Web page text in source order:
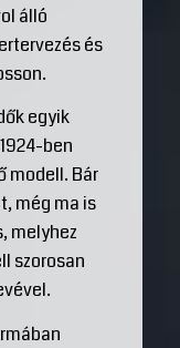
álló
és
egyik
ben
modell. Bár
még ma is
melyhez
szorosan